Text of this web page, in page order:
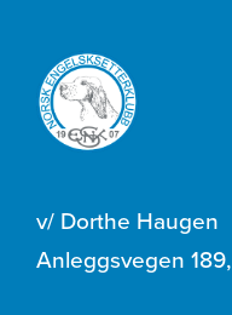
v/ Dorthe Haugen
Anleggsvegen 189,